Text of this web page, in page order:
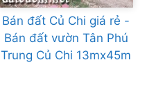
Bán đất Củ Chi giá rẻ -
Bán đất vườn Tân Phú
Trung Củ Chi 13mx45m